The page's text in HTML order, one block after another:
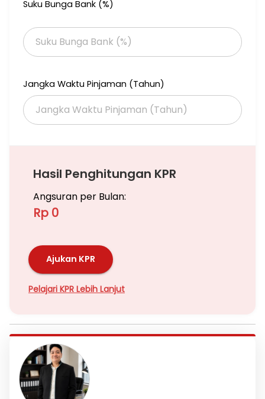
Suku Bunga Bank (%)
Jangka Waktu Pinjaman (Tahun)
Hasil Penghitungan KPR
Angsuran per Bulan:
Rp 0
Ajukan KPR
Pelajari KPR Lebih Lanjut